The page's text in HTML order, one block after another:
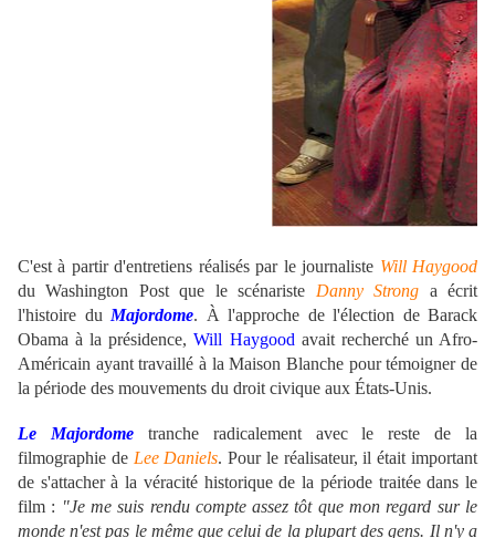
C'est à partir d'entretiens réalisés par le journaliste Will Haygood
du Washington Post que le scénariste Danny Strong a écrit
l'histoire du Majordome. À l'approche de l'élection de Barack
Obama à la présidence,Will Haygood avait recherché un Afro-
Américain ayant travaillé à la Maison Blanche pour témoigner de
la période des mouvements du droit civique aux États-Unis.
Le Majordometranche radicalement avec le reste de la
filmographie de Lee Daniels. Pour le réalisateur, il était important
de s'attacher à la véracité historique de la période traitée dans le
film : "Je me suis rendu compte assez tôt que mon regard sur le
monde n'est pas le même que celui de la plupart des gens. Il n'y a